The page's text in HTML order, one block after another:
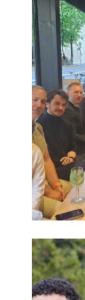
il y a 4 mois
Voir sur